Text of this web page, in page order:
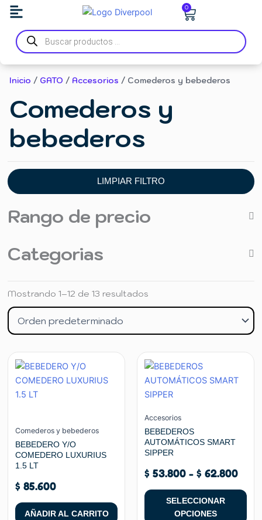
contenido
0
Carrito
Búsqueda
de
productos
Inicio / GATO / Accesorios / Comederos y bebederos
Comederos y
bebederos
LIMPIAR FILTRO
Rango de precio
Categorias
Mostrando 1–12 de 13 resultados
Comederos y bebederos
BEBEDERO Y/O
COMEDERO LUXURIUS
1.5 LT
$ 85.600
AÑADIR AL CARRITO
Accesorios
BEBEDEROS
AUTOMÁTICOS SMART
SIPPER
$ 53.800 - $ 62.800
SELECCIONAR
OPCIONES
Este
producto
tiene
múltiples
variantes.
Las
opciones
se
pueden